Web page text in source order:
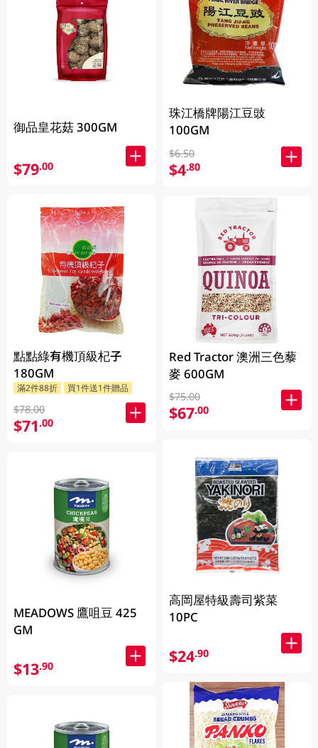
御品皇花菇 300GM
$79.00
點點綠有機頂級杞子
180GM
滿2件88折 買1件送1件贈品
$78.00
$71.00
MEADOWS 鷹咀豆 425
GM
$13.90
珠江橋牌陽江豆豉
100GM
$6.50
$4.80
Red Tractor 澳洲三色藜
麥 600GM
$75.00
$67.00
高岡屋特級壽司紫菜
10PC
$24.90